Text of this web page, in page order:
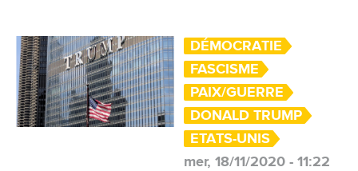
DÉMOCRATIE
FASCISME
PAIX/GUERRE
DONALD TRUMP
ETATS-UNIS
mer, 18/11/2020 - 11:22